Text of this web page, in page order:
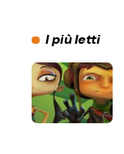
I più letti